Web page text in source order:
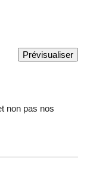
non pas nos